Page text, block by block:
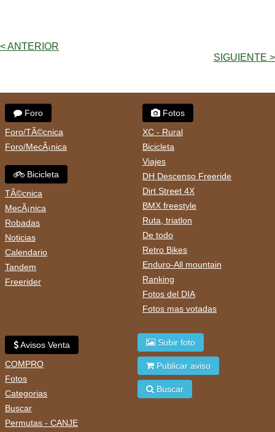
< ANTERIOR
SIGUIENTE >
Foro
Foro/TÃ©cnica
Foro/MecÃ¡nica
Bicicleta
TÃ©cnica
MecÃ¡nica
Robadas
Noticias
Calendario
Tandem
Freerider
Fotos
XC - Rural
Bicicleta
Viajes
DH Descenso Freeride
Dirt Street 4X
BMX freestyle
Ruta, triatlon
De todo
Retro Bikes
Enduro-All mountain
Ranking
Fotos del DIA
Fotos mas votadas
Avisos Venta
COMPRO
Fotos
Categorias
Buscar
Permutas - CANJE
Subir foto
Publicar aviso
Buscar